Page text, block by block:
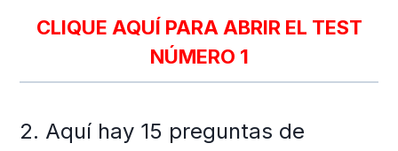
CLIQUE AQUÍ PARA ABRIR EL TEST
NÚMERO 1
2. Aquí hay 15 preguntas de